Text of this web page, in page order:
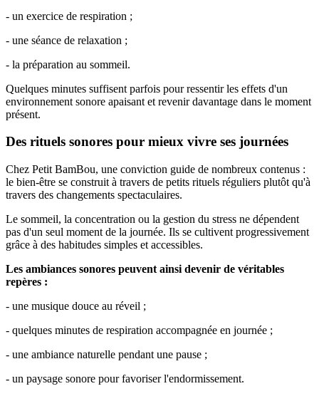
- un exercice de respiration ;
- une séance de relaxation ;
- la préparation au sommeil.
Quelques minutes suffisent parfois pour ressentir les effets d'un
environnement sonore apaisant et revenir davantage dans le moment
présent.
Des rituels sonores pour mieux vivre ses journées
Chez Petit BamBou, une conviction guide de nombreux contenus :
le bien-être se construit à travers de petits rituels réguliers plutôt qu'à
travers des changements spectaculaires.
Le sommeil, la concentration ou la gestion du stress ne dépendent
pas d'un seul moment de la journée. Ils se cultivent progressivement
grâce à des habitudes simples et accessibles.
Les ambiances sonores peuvent ainsi devenir de véritables
repères :
- une musique douce au réveil ;
- quelques minutes de respiration accompagnée en journée ;
- une ambiance naturelle pendant une pause ;
- un paysage sonore pour favoriser l'endormissement.